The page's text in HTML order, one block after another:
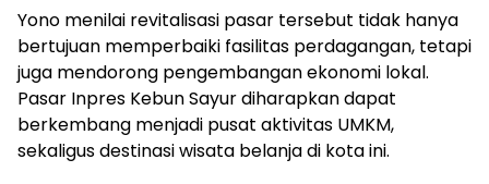
Yono menilai revitalisasi pasar tersebut tidak hanya
bertujuan memperbaiki fasilitas perdagangan, tetapi
juga mendorong pengembangan ekonomi lokal.
Pasar Inpres Kebun Sayur diharapkan dapat
berkembang menjadi pusat aktivitas UMKM,
sekaligus destinasi wisata belanja di kota ini.